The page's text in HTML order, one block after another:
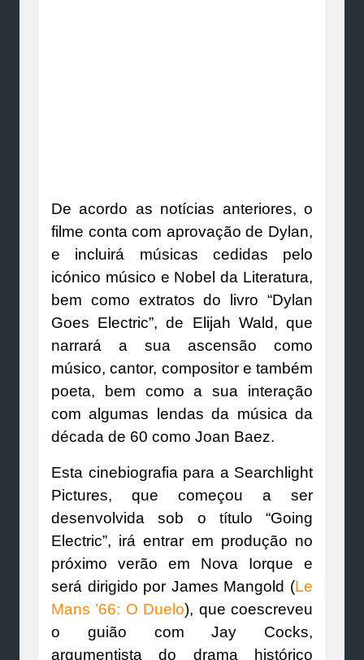
De acordo as notícias anteriores, o
filme conta com aprovação de Dylan,
e incluirá músicas cedidas pelo
icónico músico e Nobel da Literatura,
bem como extratos do livro “Dylan
Goes Electric”, de Elijah Wald, que
narrará a sua ascensão como
músico, cantor, compositor e também
poeta, bem como a sua interação
com algumas lendas da música da
década de 60 como Joan Baez.
Esta cinebiografia para a Searchlight
Pictures, que começou a ser
desenvolvida sob o título “Going
Electric”, irá entrar em produção no
próximo verão em Nova Iorque e
será dirigido por James Mangold (Le
Mans ’66: O Duelo), que coescreveu
o guião com Jay Cocks,
argumentista do drama histórico